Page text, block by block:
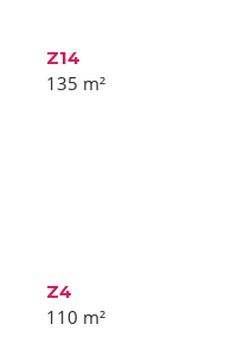
Z14
135 m²
Z4
110 m²